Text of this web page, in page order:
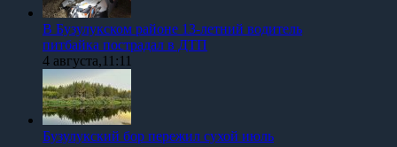
В Бузулукском районе 13-летний водитель
питбайка пострадал в ДТП
4 августа,11:11
Бузулукский бор пережил сухой июль